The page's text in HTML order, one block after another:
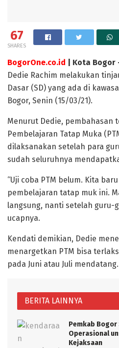
67
SHARES
BogorOne.co.id | Kota Bogor
Dedie Rachim melakukan
Dasar (SD) yang ada di
Bogor, Senin (15/03/21).
Menurut Dedie, pembahasan
Pembelajaran Tatap Muka
dilaksanakan setelah para
sudah seluruhnya
“Uji coba PTM belum. Kita
pembelajaran tatap muk ini.
langsung, nanti setelah guru-
ucapnya.
Kendati demikian, Dedie
menargetkan PTM bisa
pada Juni atau Juli mendatang.
BERITA LAINNYA
Pemkab
Operasional
Kejaksaan